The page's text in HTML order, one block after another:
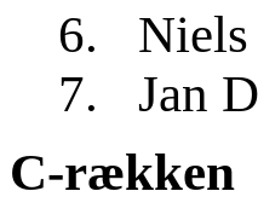
6.
7.
C-rækken